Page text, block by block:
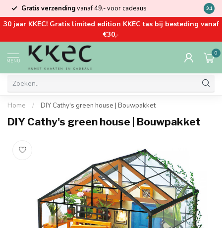
Gratis verzendingvanaf 49,- voor cadeaus Kom
9.1
30 jaar KKEC! Gratis limited edition KKEC tas bij besteding vanaf
€30,-
MENU
0
Home / DIY Cathy's green house | Bouwpakket
DIY Cathy's green house | Bouwpakket